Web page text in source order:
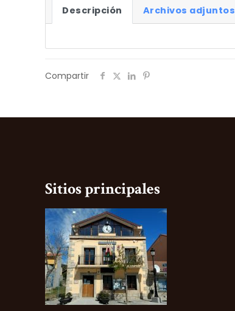
Descripción Archivos adjuntos
Compartir
Sitios principales